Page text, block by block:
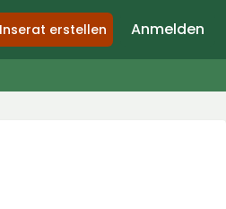
Inserat erstellen Anmelden